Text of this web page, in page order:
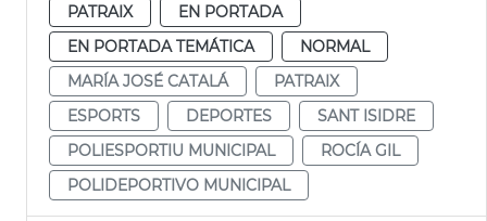
PATRAIX
EN PORTADA
EN PORTADA TEMÁTICA
NORMAL
MARÍA JOSÉ CATALÁ
PATRAIX
ESPORTS
DEPORTES
SANT ISIDRE
POLIESPORTIU MUNICIPAL
ROCÍA GIL
POLIDEPORTIVO MUNICIPAL